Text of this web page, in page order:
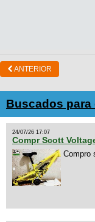
ANTERIOR
Buscados para
24/07/26 17:07
Compr Scott
Compro